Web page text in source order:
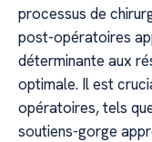
processus de
post-opératoires
déterminante aux
optimale. Il est
opératoires, tels
soutiens-gorge